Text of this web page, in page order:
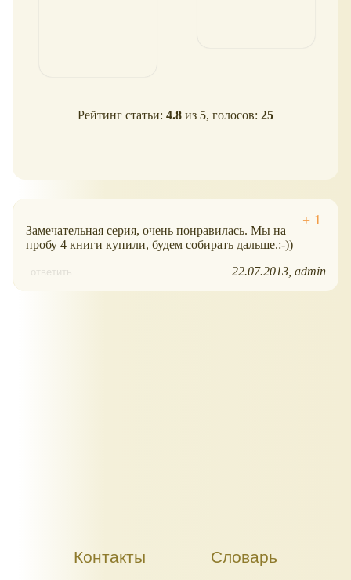
Рейтинг статьи: 4.8 из 5, голосов: 25
Замечательная серия, очень понравилась. Мы на
пробу 4 книги купили, будем собирать дальше.:-))
ответить 22.07.2013 admin
Контакты Словарь